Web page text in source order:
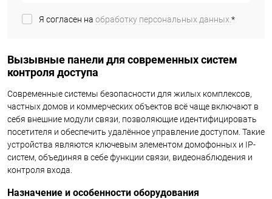
Я согласен на обработку персональных данных.*
Вызывные панели для современных систем
контроля доступа
Современные системы безопасности для жилых комплексов,
частных домов и коммерческих объектов всё чаще включают в
себя внешние модули связи, позволяющие идентифицировать
посетителя и обеспечить удалённое управление доступом. Такие
устройства являются ключевым элементом домофонных и IP-
систем, объединяя в себе функции связи, видеонаблюдения и
контроля входа.
Назначение и особенности оборудования